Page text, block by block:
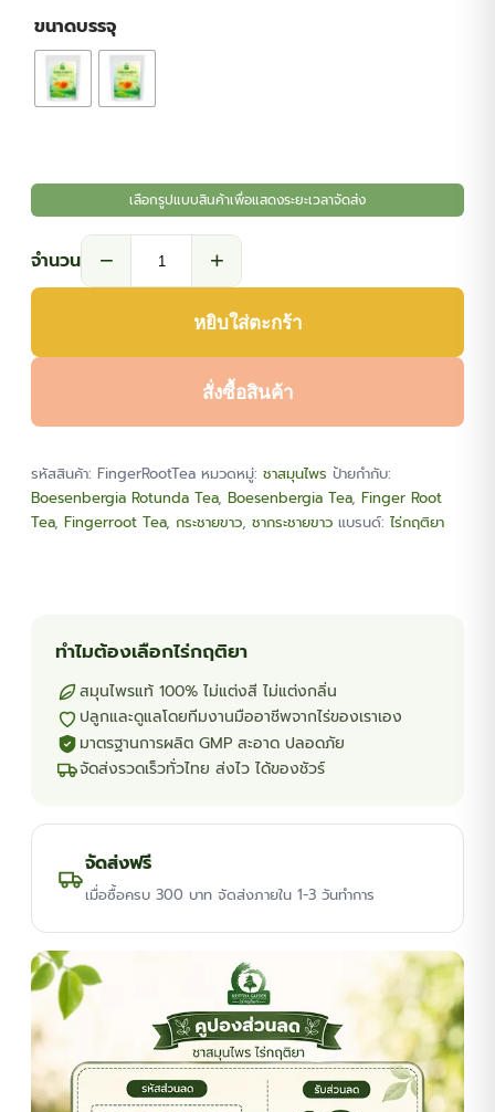
ขนาดบรรจุ
เลือกรูปแบบสินค้าเพื่อแสดงระยะเวลาจัดส่ง
จำนวน
ชา
ขาว
Root
ชิ้น
จำนวน − +
หยิบใส่ตะกร้า
สั่งซื้อสินค้า
รหัสสินค้า: FingerRootTea หมวดหมู่: ชาสมุนไพร ป้ายกำกับ:
Boesenbergia Rotunda Tea, Boesenbergia Tea, Finger Root
Tea, Fingerroot Tea, กระชายขาว, ชากระชายขาว แบรนด์: ไร่กฤติยา
ทำไมต้องเลือกไร่กฤติยา
สมุนไพรแท้ 100% ไม่แต่งสี ไม่แต่งกลิ่น
ปลูกและดูแลโดยทีมงานมืออาชีพจากไร่ของเราเอง
มาตรฐานการผลิต GMP สะอาด ปลอดภัย
จัดส่งรวดเร็วทั่วไทย ส่งไว ได้ของชัวร์
จัดส่งฟรี
เมื่อซื้อครบ 300 บาท จัดส่งภายใน 1-3 วันทำการ